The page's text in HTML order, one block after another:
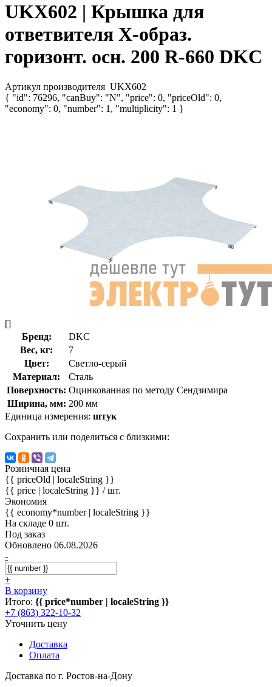
UKX602 | Крышка для
ответвителя X-образ.
горизонт. осн. 200 R-660 DKC
Артикул производителя UKX602
{ "id": 76296, "canBuy": "N", "price": 0, "priceOld": 0,
"economy": 0, "number": 1, "multiplicity": 1 }
[]
Бренд:
DKC
Вес, кг:
7
Цвет:
Светло-серый
Материал:
Сталь
Поверхность: Оцинкованная по методу Сендзимира
Ширина, мм: 200 мм
Единица измерения: штук
Сохранить или поделиться с близкими:
Розничная цена
{{ priceOld | localeString }}
{{ price | localeString }} / шт.
Экономия
{{ economy*number | localeString }}
На складе 0 шт.
Под заказ
Обновлено 06.08.2026
-
+
В корзину
Итого: {{ price*number | localeString }}
+7 (863) 322-10-32
Уточнить цену
Доставка
Оплата
Доставка по г. Ростов-на-Дону